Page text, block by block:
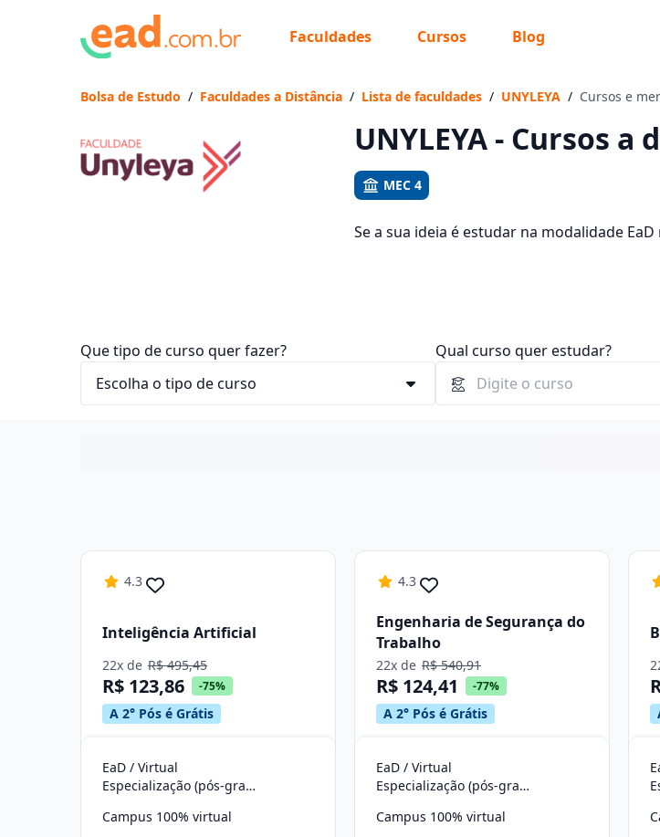
Faculdades Cursos Blog
Vamos te guiar no caminho ideal para seus
Bolsa de Estudo / Faculdades a Distância / Lista de faculdades / UNYLEYA / Cursos e
UNYLEYA - Cursos a
MEC 4
Se a sua ideia é estudar na modalidade
Que tipo de curso quer fazer? Qual curso quer estudar?
4.3
Inteligência Artificial
22x de R$ 495,45
R$ 123,86 -75%
A 2° Pós é Grátis
EaD / Virtual
Especialização (pós-graduação)
Campus 100% virtual
4.3
Engenharia de Segurança do
Trabalho
22x de R$ 540,91
R$ 124,41 -77%
A 2° Pós é Grátis
EaD / Virtual
Especialização (pós-graduação)
Campus 100% virtual